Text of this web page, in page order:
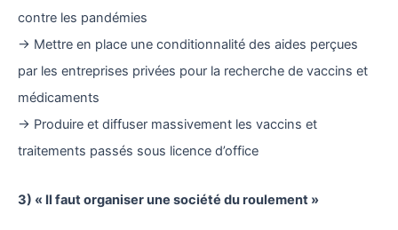
contre les pandémies
→ Mettre en place une conditionnalité des aides perçues
par les entreprises privées pour la recherche de vaccins et
médicaments
→ Produire et diffuser massivement les vaccins et
traitements passés sous licence d’office
3) « Il faut organiser une société du roulement »